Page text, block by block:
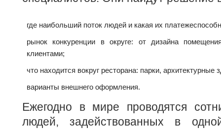
где наибольший поток людей и какая их
рынок конкуренции в округе: от дизайна
клиентами;
что находится вокруг ресторана: парки, архитектурные
варианты внешнего оформления.
Ежегодно в мире проводятся
людей, задействованных в